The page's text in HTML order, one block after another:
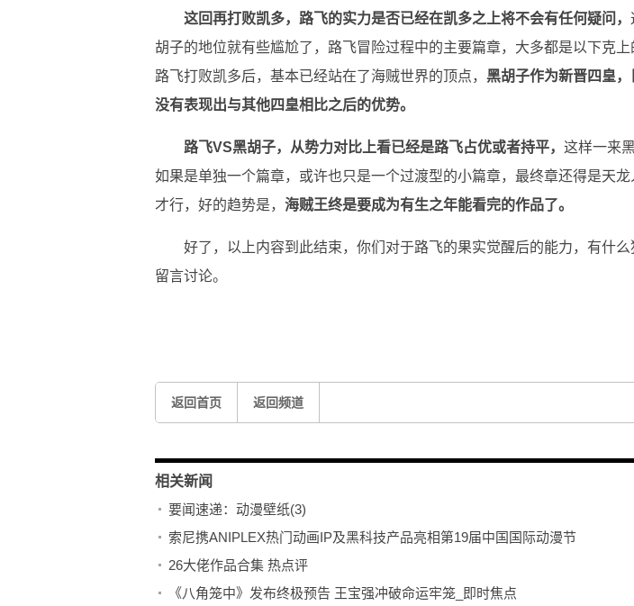
这回再打败凯多，路飞的实力是否已经在凯多之上将不会有任何疑问，
胡子的地位就有些尴尬了，路飞冒险过程中的主要篇章，大多都是以下克上
路飞打败凯多后，基本已经站在了海贼世界的顶点， 黑胡子作为新晋四皇
没有表现出与其他四皇相比之后的优势。
路飞VS黑胡子，从势力对比上看已经是路飞占优或者持平， 这样一来
如果是单独一个篇章，或许也只是一个过渡型的小篇章，最终章还得是天龙
才行，好的趋势是， 海贼王终是要成为有生之年能看完的作品了。
好了，以上内容到此结束，你们对于路飞的果实觉醒后的能力，有什么
留言讨论。
返回首页 返回频道
相关新闻
要闻速递：动漫壁纸(3)
索尼携ANIPLEX热门动画IP及黑科技产品亮相第19届中国国际动漫节
26大佬作品合集 热点评
《八角笼中》发布终极预告 王宝强冲破命运牢笼_即时焦点